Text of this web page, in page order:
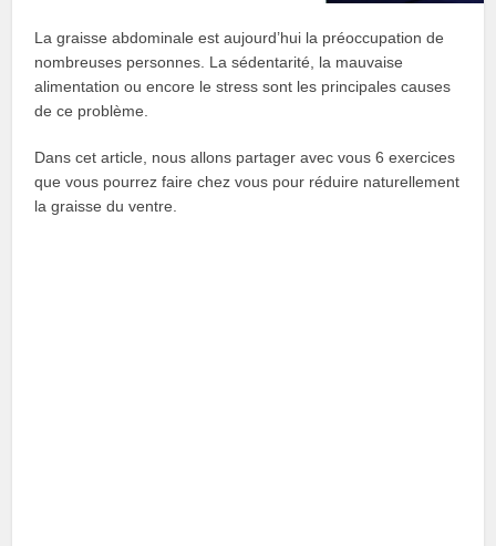
La graisse abdominale est aujourd’hui la préoccupation de
nombreuses personnes. La sédentarité, la mauvaise
alimentation ou encore le stress sont les principales causes
de ce problème.
Dans cet article, nous allons partager avec vous 6 exercices
que vous pourrez faire chez vous pour réduire naturellement
la graisse du ventre.